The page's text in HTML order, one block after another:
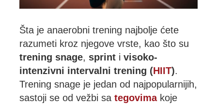
Šta je anaerobni trening najbolje ćete
razumeti kroz njegove vrste, kao što su
trening snage, sprint i visoko-
intenzivni intervalni trening (HIIT).
Trening snage je jedan od najpopularnijih,
sastoji se od vežbi sa tegovimakoje